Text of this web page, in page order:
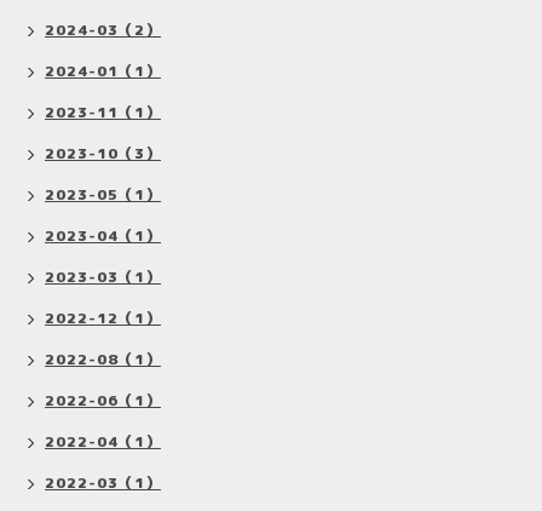
2024-03（2）
2024-01（1）
2023-11（1）
2023-10（3）
2023-05（1）
2023-04（1）
2023-03（1）
2022-12（1）
2022-08（1）
2022-06（1）
2022-04（1）
2022-03（1）